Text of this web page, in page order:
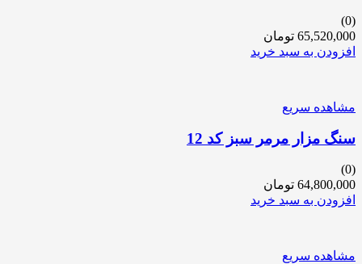
(0)
65,520,000 تومان
افزودن به سبد خرید
مشاهده سریع
سنگ مزار مرمر سبز کد 12
(0)
64,800,000 تومان
افزودن به سبد خرید
مشاهده سریع